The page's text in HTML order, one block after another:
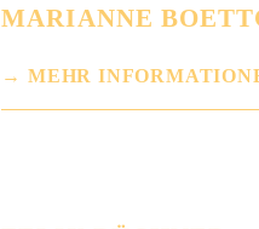
MARIANNE
MEHR